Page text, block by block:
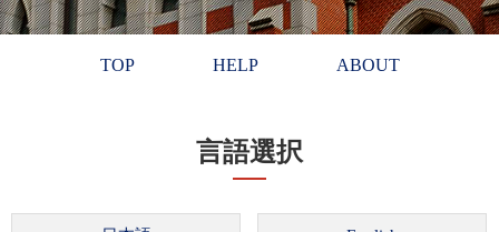
TOP HELP ABOUT
言語選択